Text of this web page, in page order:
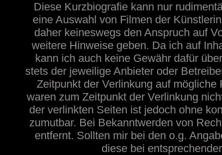
Diese Kurzbiografie kann nur
eine Auswahl von Filmen der
daher keineswegs den Anspruch auf
weitere Hinweise geben. Da ich auf
kann ich auch keine Gewähr dafür
stets der jeweilige Anbieter oder
Zeitpunkt der Verlinkung auf
waren zum Zeitpunkt der Verlinkung
der verlinkten Seiten ist jedoch ohne
zumutbar. Bei Bekanntwerden von
entfernt. Sollten mir bei den o.g.
diese bei